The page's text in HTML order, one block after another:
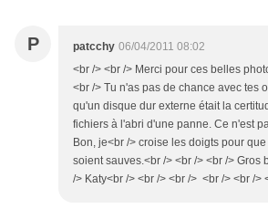
P patcchy 06/04/2011 08:02
<br /> <br /> Merci pour ces belles
<br /> Tu n'as pas de chance avec tes
qu'un disque dur externe était la
fichiers à l'abri d'une panne. Ce n'est
Bon, je<br /> croise les doigts pour
soient sauves.<br /> <br /> <br /> Gros
/> Katy<br /> <br /> <br /> <br /> <br />